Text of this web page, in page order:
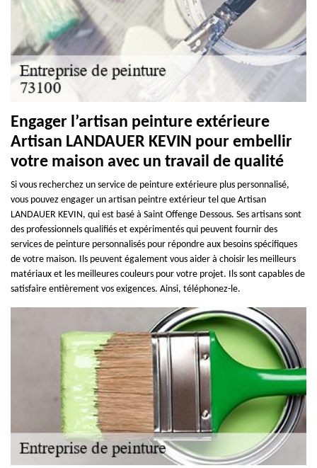
Engager l’artisan peinture extérieure
Artisan LANDAUER KEVIN pour embellir
votre maison avec un travail de qualité
Si vous recherchez un service de peinture extérieure plus personnalisé,
vous pouvez engager un artisan peintre extérieur tel que Artisan
LANDAUER KEVIN, qui est basé à Saint Offenge Dessous. Ses artisans sont
des professionnels qualifiés et expérimentés qui peuvent fournir des
services de peinture personnalisés pour répondre aux besoins spécifiques
de votre maison. Ils peuvent également vous aider à choisir les meilleurs
matériaux et les meilleures couleurs pour votre projet. Ils sont capables de
satisfaire entièrement vos exigences. Ainsi, téléphonez-le.